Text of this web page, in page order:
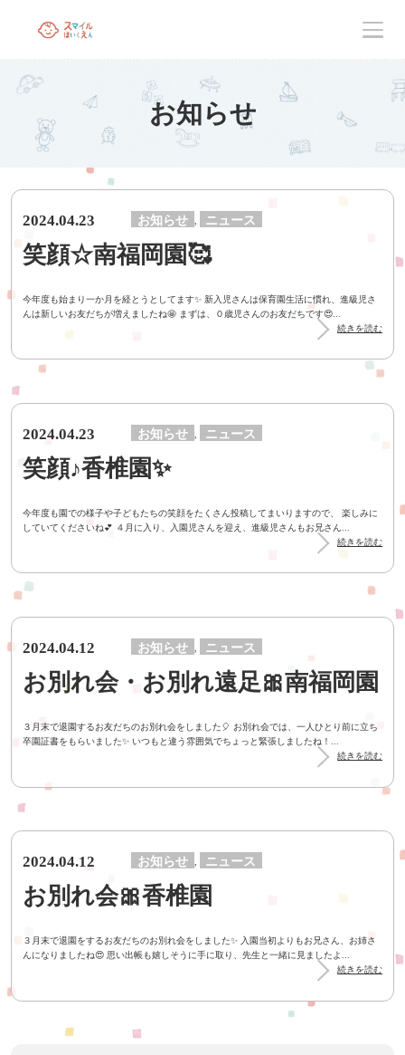
お知らせ
2024.04.23 お知らせ , ニュース
笑顔☆南福岡園🥰
今年度も始まり一か月を経とうとしてます✨ 新入児さんは保育園生活に慣れ、進級児さ
んは新しいお友だちが増えましたね🤩 まずは、０歳児さんのお友だちです😍...
続きを読む
2024.04.23 お知らせ , ニュース
笑顔♪香椎園✨
今年度も園での様子や子どもたちの笑顔をたくさん投稿してまいりますので、 楽しみに
していてくださいね💕 ４月に入り、入園児さんを迎え、進級児さんもお兄さん...
続きを読む
2024.04.12 お知らせ , ニュース
お別れ会・お別れ遠足🎀南福岡園
３月末で退園するお友だちのお別れ会をしました🎈 お別れ会では、一人ひとり前に立ち
卒園証書をもらいました✨ いつもと違う雰囲気でちょっと緊張しましたね！...
続きを読む
2024.04.12 お知らせ , ニュース
お別れ会🎀香椎園
３月末で退園をするお友だちのお別れ会をしました✨ 入園当初よりもお兄さん、お姉さ
んになりましたね😍 思い出帳も嬉しそうに手に取り、先生と一緒に見ましたよ...
続きを読む